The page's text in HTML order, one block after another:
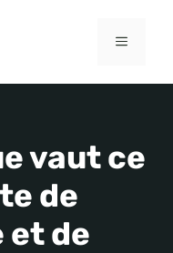
MENU
vaut ce
de
et de